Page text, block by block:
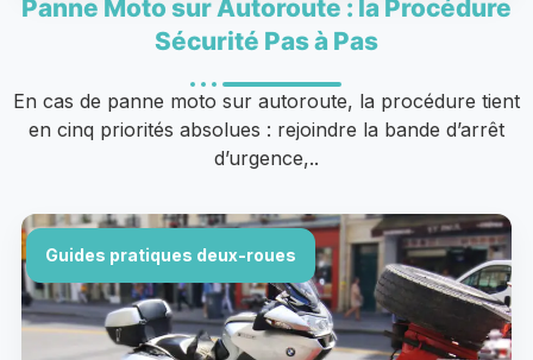
Panne Moto sur Autoroute : la Procédure
Sécurité Pas à Pas
En cas de panne moto sur autoroute, la procédure tient
en cinq priorités absolues : rejoindre la bande d’arrêt
d’urgence,..
Guides pratiques deux-roues